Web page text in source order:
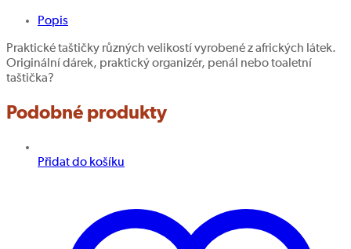
Popis
Praktické taštičky různých velikostí vyrobené z afrických látek.
Originální dárek, praktický organizér, penál nebo toaletní
taštička?
Podobné produkty
Přidat do košíku